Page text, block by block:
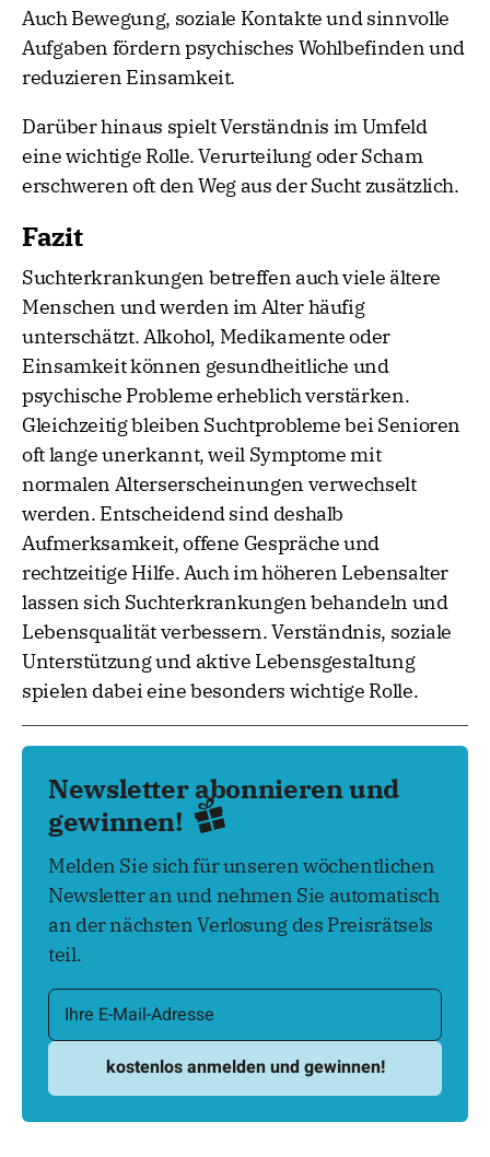
Auch Bewegung, soziale Kontakte und sinnvolle
Aufgaben fördern psychisches Wohlbefinden und
reduzieren Einsamkeit.
Darüber hinaus spielt Verständnis im Umfeld
eine wichtige Rolle. Verurteilung oder Scham
erschweren oft den Weg aus der Sucht zusätzlich.
Fazit
Suchterkrankungen betreffen auch viele ältere
Menschen und werden im Alter häufig
unterschätzt. Alkohol, Medikamente oder
Einsamkeit können gesundheitliche und
psychische Probleme erheblich verstärken.
Gleichzeitig bleiben Suchtprobleme bei Senioren
oft lange unerkannt, weil Symptome mit
normalen Alterserscheinungen verwechselt
werden. Entscheidend sind deshalb
Aufmerksamkeit, offene Gespräche und
rechtzeitige Hilfe. Auch im höheren Lebensalter
lassen sich Suchterkrankungen behandeln und
Lebensqualität verbessern. Verständnis, soziale
Unterstützung und aktive Lebensgestaltung
spielen dabei eine besonders wichtige Rolle.
Newsletter abonnieren und
gewinnen!
Melden Sie sich für unseren wöchentlichen
Newsletter an und nehmen Sie automatisch
an der nächsten Verlosung des Preisrätsels
teil.